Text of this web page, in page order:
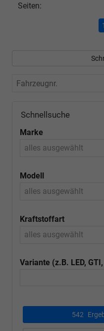
Seiten:
1
Fahrzeugnr.
Schnellsuche
Marke
alles ausgewählt
Modell
alles ausgewählt
Kraftstoffart
alles ausgewählt
Variante (z.B. LED,
542